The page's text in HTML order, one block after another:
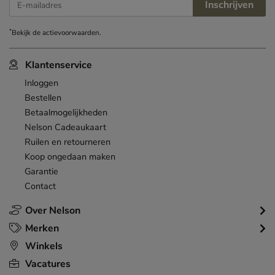
Over Nelson
Klantenservice
Inloggen
Bestellen
Betaalmogelijkheden
Nelson Cadeaukaart
Ruilen en retourneren
Koop ongedaan maken
Garantie
Contact
Merken
Winkels
Vacatures
E-mailadres Inschrijven
*Bekijk deactievoorwaarden.